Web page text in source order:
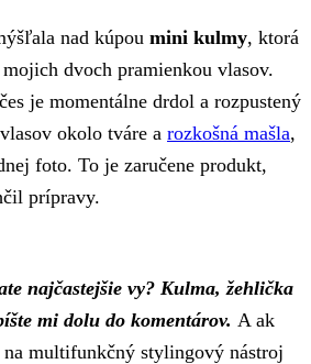
nad kúpou mini kulmy, ktorá
dvoch pramienkou vlasov.
je momentálne drdol a rozpustený
okolo tváre a rozkošná mašla,
foto. To je zaručene produkt,
prípravy.
najčastejšie vy? Kulma, žehlička
mi dolu do komentárov. A ak
na multifunkčný stylingový nástroj